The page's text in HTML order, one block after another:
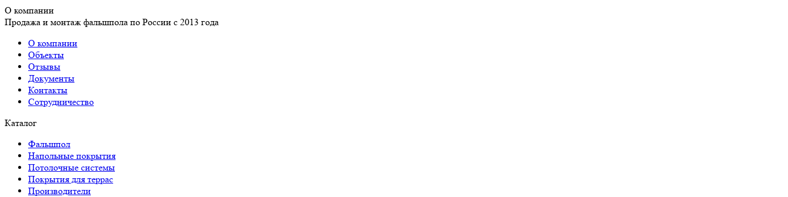
О компании
Продажа и монтаж фальшпола по России с 2013 года
О компании
Объекты
Отзывы
Документы
Контакты
Сотрудничество
Каталог
Фальшпол
Напольные покрытия
Потолочные системы
Покрытия для террас
Производители